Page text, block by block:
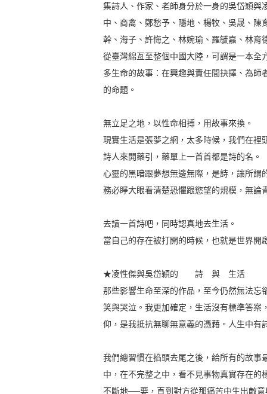
集詩人、作家、老師身分於一身的吳岱穎
中、商禽、鄭愁予、隱地、楊牧、吳晟、
幹、海子、許悔之、林婉瑜、羅毓嘉、林
從臺灣綿亙至整個中國大陸，可謂是一本
多生命的故事：在興趣與責任間抉擇、為
的命題。
無立足之地，以性命相搏，用故事來換。
現實生活是張夢之網，太多時候，我們在裡
詩人來開藥引，藥單上一首首都是詩的名。
心靈的黑暗跟夢想無邊無際，是詩，讓所謂
務必睜大眼看清楚恐懼跟慾望的規模，無論
去讀一首詩吧，同時認真地去生活。
當自己的存在被打開的時候，也就是世界開
★凌性傑與吳岱穎的 詩 與 生活
那些影響生命至深的作品，至今仍然無法
笑與哭泣。我更加確定，生活沒有標準答
仰，是我抵抗無聊無意義的憑藉。人生中有
我們總習慣在掐頭去尾之後，給所有的故
中，在不完整之中，看不見事物真實存在
不斷地──要，直到對方從那痛苦中生出敵